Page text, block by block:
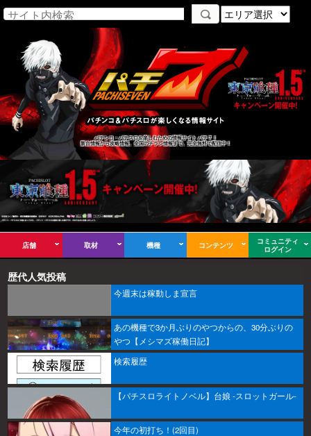
パチンコ・パチスロを楽しむための情報サイト パチ７！
新台情報から攻略情報、全国のチラシ情報まで、完全無料で配信中！
店舗 取材 機種 コンテンツ
コミュニティ
ログイン
歴代人気投稿
今週末は稼動しま宣言
あの機種で3か月ぶりのやつからの、30分ぶりの
やつ【メシマズ稼働日記】
検索履歴
【パチスロライトノベル】台娘 -スロットガール-
今年の初打ち！(2回目)